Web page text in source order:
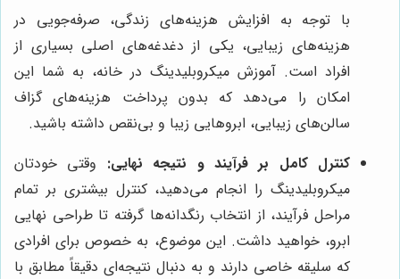
با توجه به افزایش هزینه‌های زندگی، صرفه‌جویی در
هزینه‌های زیبایی، یکی از دغدغه‌های اصلی بسیاری از
افراد است. آموزش میکروبلیدینگ در خانه، به شما این
امکان را می‌دهد که بدون پرداخت هزینه‌های گزاف
سالن‌های زیبایی، ابروهایی زیبا و بی‌نقص داشته باشید.
کنترل کامل بر فرآیند و نتیجه نهایی: وقتی خودتان
میکروبلیدینگ را انجام می‌دهید، کنترل بیشتری بر تمام
مراحل فرآیند، از انتخاب رنگدانه‌ها گرفته تا طراحی نهایی
ابرو، خواهید داشت. این موضوع، به خصوص برای افرادی
که سلیقه خاصی دارند و به دنبال نتیجه‌ای دقیقاً مطابق با